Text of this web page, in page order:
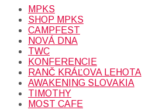
MPKS
SHOP MPKS
CAMPFEST
NOVÁ DNA
TWC
KONFERENCIE
RANČ KRÁĽOVA LEHOTA
AWAKENING SLOVAKIA
TIMOTHY
MOST CAFE